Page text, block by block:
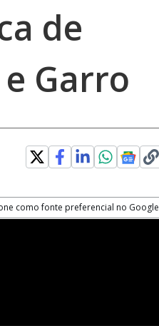
de
Garro
como fonte preferencial no Google